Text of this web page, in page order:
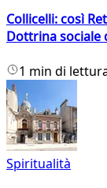
Collicelli: così
Dottrina sociale
1 min di
Spiritualità